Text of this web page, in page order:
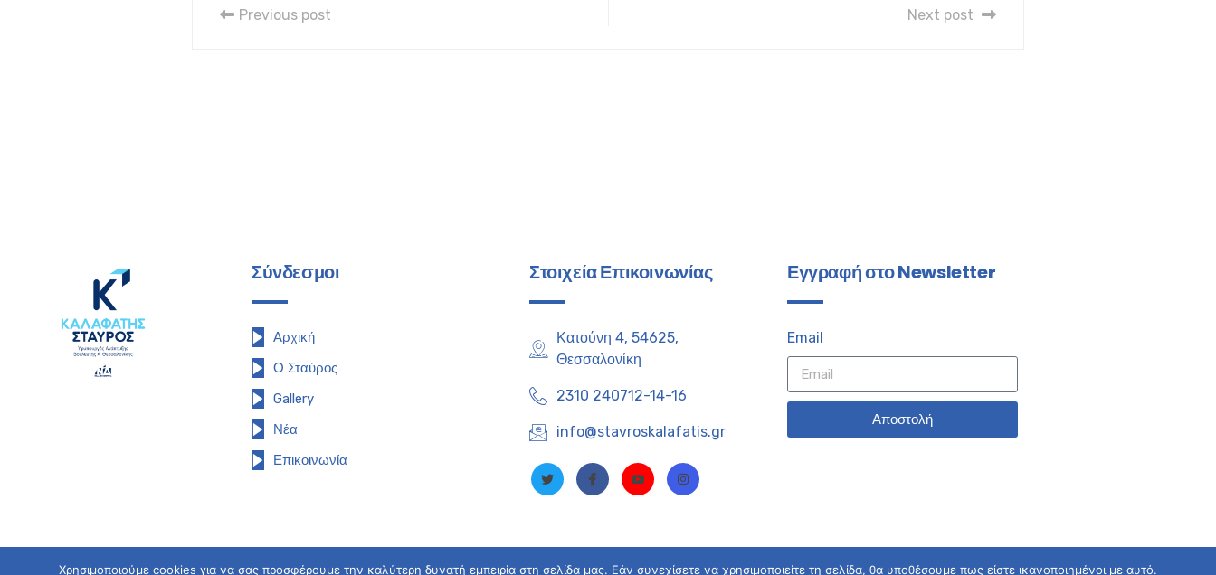
Previous post Next post
Σύνδεσμοι
Αρχική
Ο Σταύρος
Gallery
Νέα
Επικοινωνία
Στοιχεία Επικοινωνίας
Κατούνη 4, 54625,
Θεσσαλονίκη
2310 240712-14-16
info@stavroskalafatis.gr
Εγγραφή στο Newsletter
Email
Αποστολή
Χρησιμοποιούμε cookies για να σας προσφέρουμε την καλύτερη δυνατή εμπειρία στη σελίδα μας. Εάν συνεχίσετε να χρησιμοποιείτε τη σελίδα, θα υποθέσουμε πως είστε ικανοποιημένοι με αυτό.